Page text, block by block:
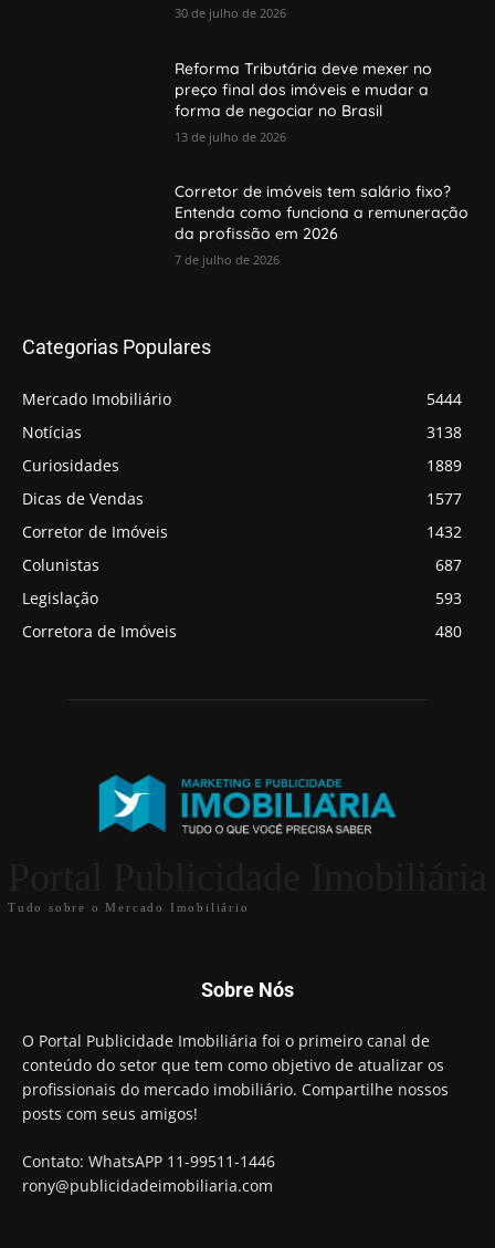
30 de julho de 2026
Reforma Tributária deve mexer no
preço final dos imóveis e mudar a
forma de negociar no Brasil
13 de julho de 2026
Corretor de imóveis tem salário fixo?
Entenda como funciona a remuneração
da profissão em 2026
7 de julho de 2026
Categorias Populares
Mercado Imobiliário
5444
Notícias
3138
Curiosidades
1889
Dicas de Vendas
1577
Corretor de Imóveis
1432
Colunistas
687
Legislação
593
Corretora de Imóveis
480
Tudo sobre o Mercado Imobiliário
Sobre Nós
O Portal Publicidade Imobiliária foi o primeiro canal de
conteúdo do setor que tem como objetivo de atualizar os
profissionais do mercado imobiliário. Compartilhe nossos
posts com seus amigos!
Contato: WhatsAPP 11-99511-1446
rony@publicidadeimobiliaria.com